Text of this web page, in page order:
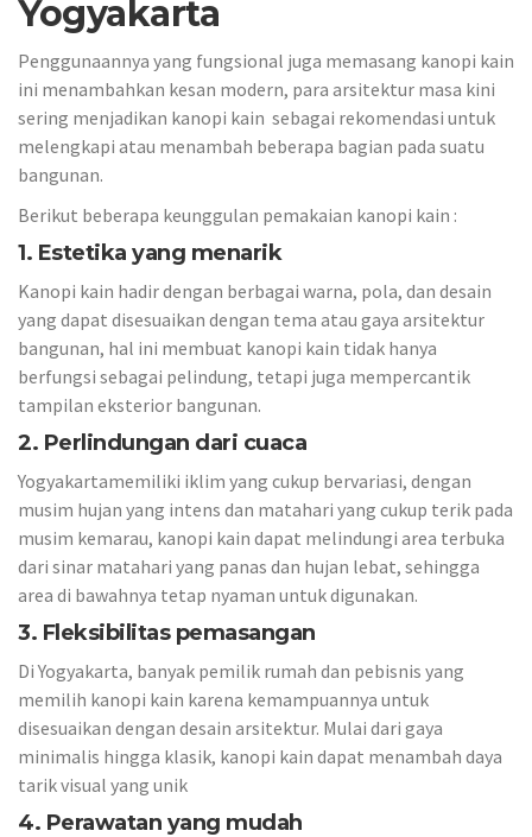
Yogyakarta
Penggunaannya yang fungsional juga memasang kanopi kain
ini menambahkan kesan modern, para arsitektur masa kini
sering menjadikan kanopi kain sebagai rekomendasi untuk
melengkapi atau menambah beberapa bagian pada suatu
bangunan.
Berikut beberapa keunggulan pemakaian kanopi kain :
1. Estetika yang menarik
Kanopi kain hadir dengan berbagai warna, pola, dan desain
yang dapat disesuaikan dengan tema atau gaya arsitektur
bangunan, hal ini membuat kanopi kain tidak hanya
berfungsi sebagai pelindung, tetapi juga mempercantik
tampilan eksterior bangunan.
2. Perlindungan dari cuaca
Yogyakartamemiliki iklim yang cukup bervariasi, dengan
musim hujan yang intens dan matahari yang cukup terik pada
musim kemarau, kanopi kain dapat melindungi area terbuka
dari sinar matahari yang panas dan hujan lebat, sehingga
area di bawahnya tetap nyaman untuk digunakan.
3. Fleksibilitas pemasangan
Di Yogyakarta, banyak pemilik rumah dan pebisnis yang
memilih kanopi kain karena kemampuannya untuk
disesuaikan dengan desain arsitektur. Mulai dari gaya
minimalis hingga klasik, kanopi kain dapat menambah daya
tarik visual yang unik
4. Perawatan yang mudah